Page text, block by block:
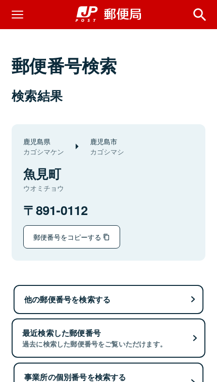
郵便番号検索
検索結果
鹿児島県
カゴシマケン
鹿児島市
カゴシマシ
魚見町
ウオミチョウ
891-0112
郵便番号をコピーする
他の郵便番号を検索する
最近検索した郵便番号
過去に検索した郵便番号をご覧いただけます。
事業所の個別番号を検索する